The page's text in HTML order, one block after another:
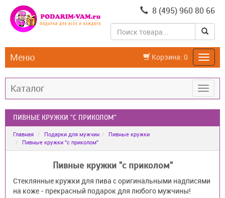
8 (495) 960 80 66
Корзина: 0
Меню
Каталог
ПИВНЫЕ КРУЖКИ "С ПРИКОЛОМ"
Главная Подарки для мужчин
Пивные кружки
Пивные кружки "с приколом"
Пивные кружки "с приколом"
Стеклянные кружки для пива с оригинальными надписями
на коже - прекрасный подарок для любого мужчины!